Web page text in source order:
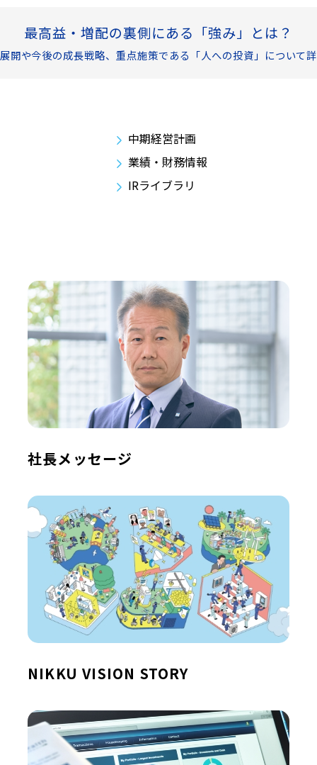
最高益・増配の裏側にある「強み」とは？
開や今後の成長戦略、重点施策である「人への投資」について
中期経営計画
業績・財務情報
IRライブラリ
社長メッセージ
NIKKU VISION STORY